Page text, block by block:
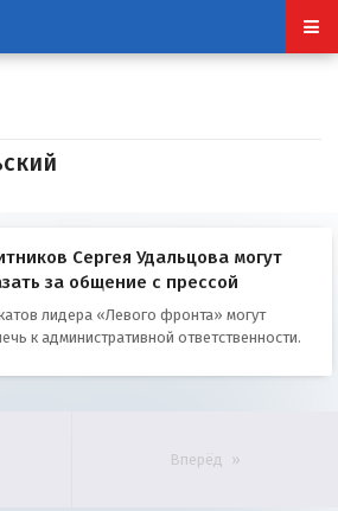
Сергея Удальцова могут
за общение с прессой
лидера «Левого фронта» могут
к административной ответственности.
Вперёд